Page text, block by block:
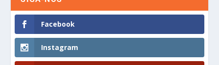
Facebook
Instagram